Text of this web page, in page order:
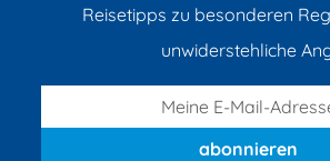
Reisetipps zu besonderen
unwiderstehliche
abonnieren